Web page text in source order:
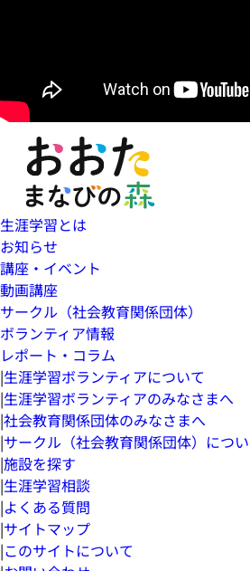
生涯学習とは
お知らせ
講座・イベント
動画講座
サークル（社会教育関係団体）
ボランティア情報
レポート・コラム
|生涯学習ボランティアについて
|生涯学習ボランティアのみなさまへ
|社会教育関係団体のみなさまへ
|サークル（社会教育関係団体）につ
|施設を探す
|生涯学習相談
|よくある質問
|サイトマップ
|このサイトについて